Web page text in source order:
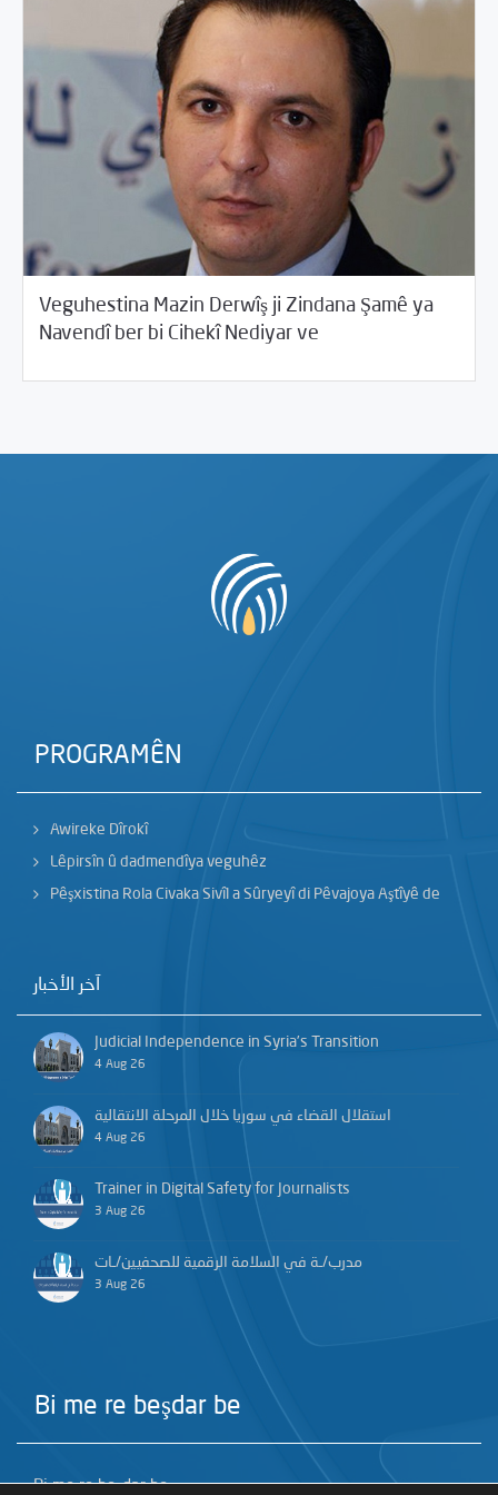
Veguhestina Mazin Derwîş ji Zindana Şamê ya
Navendî ber bi Cihekî Nediyar ve
31/2015 2015/ Beyannameyên SCMê
PROGRAMÊN
Awireke Dîrokî
Lêpirsîn û dadmendîya veguhêz
Pêşxistina Rola Civaka Sivîl a Sûryeyî di Pêvajoya Aştîyê de
آخر الأخبار
Judicial Independence in Syria’s Transition
4 Aug 26
استقلال القضاء في سوريا خلال المرحلة الانتقالية
4 Aug 26
Trainer in Digital Safety for Journalists
3 Aug 26
مدرب/ـة في السلامة الرقمية للصحفيين/ـات
3 Aug 26
Bi me re beşdar be
Bi me re beşdar be